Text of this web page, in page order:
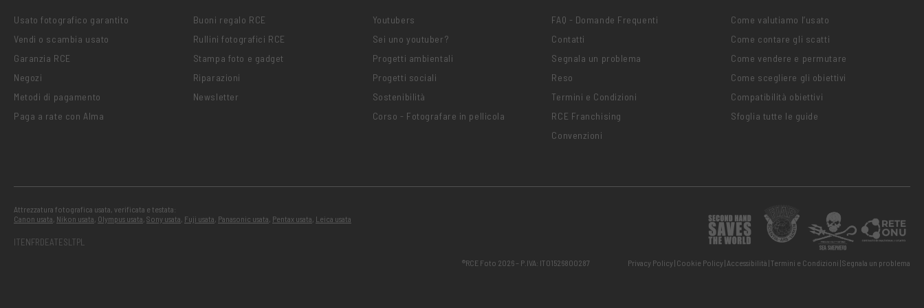
Usato fotografico garantito
Vendi o scambia usato
Garanzia RCE
Negozi
Metodi di pagamento
Paga a rate con Alma
Buoni regalo RCE
Rullini fotografici RCE
Stampa foto e gadget
Riparazioni
Newsletter
Youtubers
Sei uno youtuber?
Progetti ambientali
Progetti sociali
Sostenibilità
Corso - Fotografare in pellicola
FAQ - Domande Frequenti
Contatti
Segnala un problema
Reso
Termini e Condizioni
RCE Franchising
Convenzioni
Come valutiamo l’usato
Come contare gli scatti
Come vendere e permutare
Come scegliere gli obiettivi
Compatibilità obiettivi
Sfoglia tutte le guide
Attrezzatura fotografica usata, verificata e testata:
Canon usata, Nikon usata, Olympus usata, Sony usata, Fuji usata, Panasonic usata, Pentax usata, Leica usata
ITENFRDEATESLTPL
®RCE Foto 2026 – P.IVA: IT01526800287 Privacy Policy Cookie Policy Accessibilità Termini e Condizioni Segnala un problema